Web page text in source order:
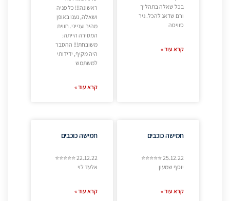
בכל שאלה בתהליך
ורם שדאג להכל. ניר
סוויסה
קרא עוד »
ראשונה!!! כל פניה
ושאלה, נענו באופן
מהיר וענייני. חווית
המסירה הייתה:
משובחת!!! ההסבר
היה מקיף, ידידותי
למשתמש
קרא עוד »
חמישה כוכבים
25.12.22 ⭐⭐⭐⭐⭐
יוסף שמעון
קרא עוד »
חמישה כוכבים
22.12.22 ⭐⭐⭐⭐⭐
אלעד לוי
קרא עוד »